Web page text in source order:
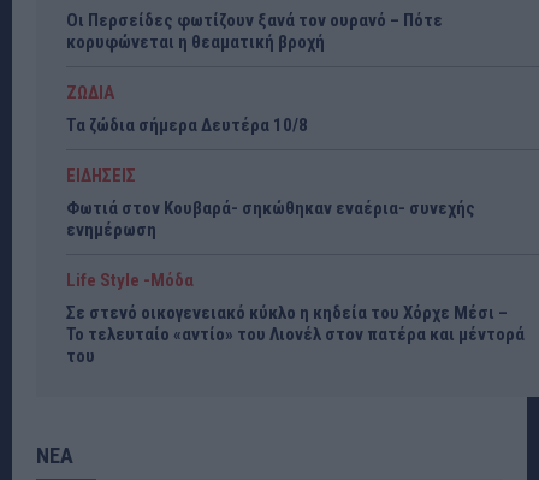
Οι Περσείδες φωτίζουν ξανά τον ουρανό – Πότε
κορυφώνεται η θεαματική βροχή
ΖΩΔΙΑ
Τα ζώδια σήμερα Δευτέρα 10/8
ΕΙΔΗΣΕΙΣ
Φωτιά στον Κουβαρά- σηκώθηκαν εναέρια- συνεχής
ενημέρωση
Life Style -Μόδα
Σε στενό οικογενειακό κύκλο η κηδεία του Χόρχε Μέσι –
Το τελευταίο «αντίο» του Λιονέλ στον πατέρα και μέντορά
του
ΝΕΑ